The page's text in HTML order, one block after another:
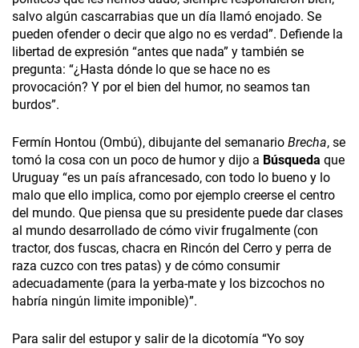
salvo algún cascarrabias que un día llamó enojado. Se
pueden ofender o decir que algo no es verdad”. Defiende la
libertad de expresión “antes que nada” y también se
pregunta: “¿Hasta dónde lo que se hace no es
provocación? Y por el bien del humor, no seamos tan
burdos”.
Fermín Hontou (Ombú), dibujante del semanario Brecha, se
tomó la cosa con un poco de humor y dijo a Búsqueda que
Uruguay “es un país afrancesado, con todo lo bueno y lo
malo que ello implica, como por ejemplo creerse el centro
del mundo. Que piensa que su presidente puede dar clases
al mundo desarrollado de cómo vivir frugalmente (con
tractor, dos fuscas, chacra en Rincón del Cerro y perra de
raza cuzco con tres patas) y de cómo consumir
adecuadamente (para la yerba-mate y los bizcochos no
habría ningún limite imponible)”.
Para salir del estupor y salir de la dicotomía “Yo soy